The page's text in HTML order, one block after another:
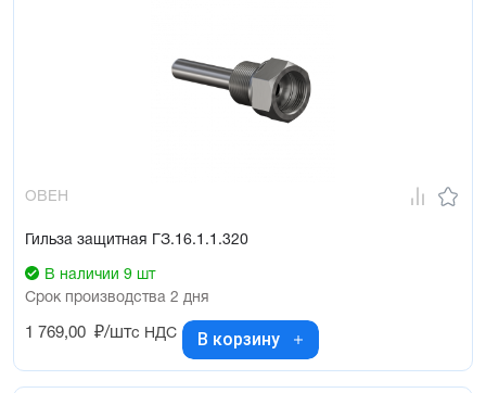
ОВЕН
Гильза защитная ГЗ.16.1.1.320
В наличии 9 шт
Срок производства 2 дня
1 769,00 ₽/штс НДС В корзину